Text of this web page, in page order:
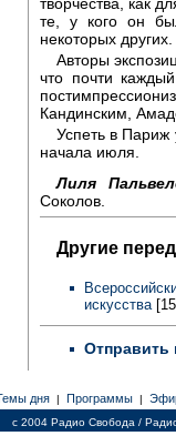
те, у кого он
некоторых
Авторы
что почти
Кандинским,
Успеть в Париж
начала июля.
Лиля
Соколов.
Другие
искусства
Отправить
дня | Программы |
c 2004 Радио Свобода /